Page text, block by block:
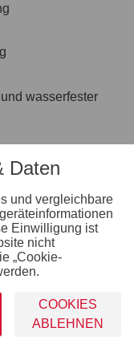
wasserfester
im Boden
Netze
von Planen
Daten
und vergleichbare
Einwilligung ist
nicht
„Cookie-
COOKIES
ABLEHNEN